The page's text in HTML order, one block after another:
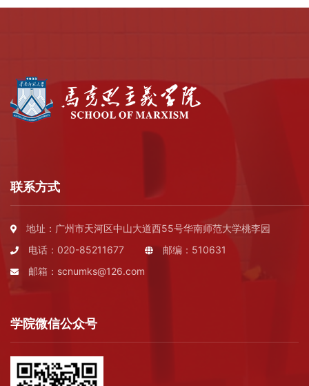
联系方式
地址：广州市天河区中山大道西55号华南师范大学桃李园
电话：020-85211677
邮编：510631
邮箱：scnumks@126.com
学院微信公众号